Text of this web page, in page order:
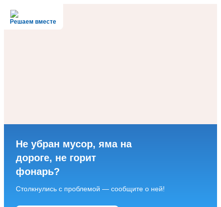
Решаем вместе
Не убран мусор, яма на
дороге, не горит
фонарь?
Столкнулись с проблемой — сообщите о ней!